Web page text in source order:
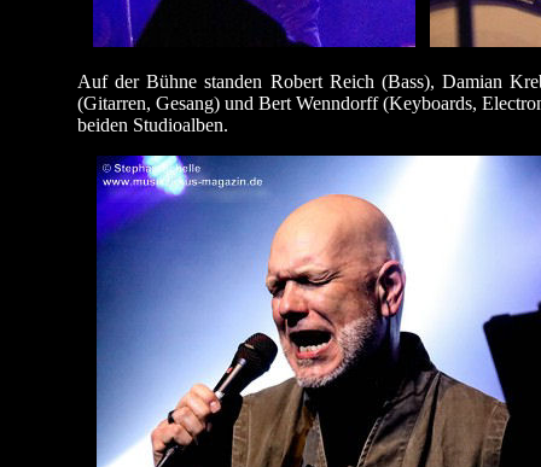
Auf der Bühne standen Robert Reich (Bass), Damian
(Gitarren, Gesang) und Bert Wenndorff (Keyboards,
beiden Studioalben.